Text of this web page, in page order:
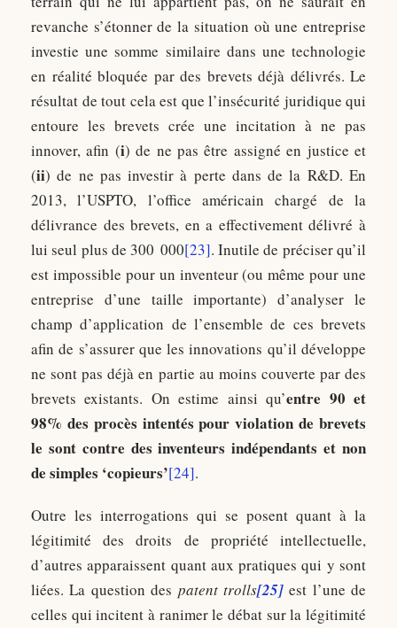
revanche s’étonner de la situation où une entreprise
investie une somme similaire dans une technologie
en réalité bloquée par des brevets déjà délivrés. Le
résultat de tout cela est que l’insécurité juridique qui
entoure les brevets crée une incitation à ne pas
innover, afin (i) de ne pas être assigné en justice et
(ii) de ne pas investir à perte dans de la R&D. En
2013, l’USPTO, l’office américain chargé de la
délivrance des brevets, en a effectivement délivré à
lui seul plus de 300 000[23]. Inutile de préciser qu’il
est impossible pour un inventeur (ou même pour une
entreprise d’une taille importante) d’analyser le
champ d’application de l’ensemble de ces brevets
afin de s’assurer que les innovations qu’il développe
ne sont pas déjà en partie au moins couverte par des
brevets existants. On estime ainsi qu’entre 90 et
98% des procès intentés pour violation de brevets
le sont contre des inventeurs indépendants et non
de simples ‘copieurs’[24].
Outre les interrogations qui se posent quant à la
légitimité des droits de propriété intellectuelle,
d’autres apparaissent quant aux pratiques qui y sont
liées. La question des patent trolls[25]est l’une de
celles qui incitent à ranimer le débat sur la légitimité